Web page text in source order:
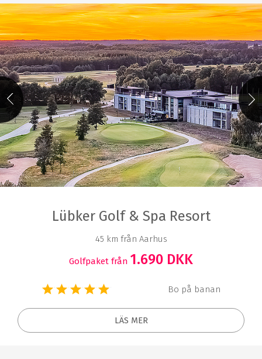
Lübker Golf & Spa Resort
45 km från Aarhus
Golfpaket från 1.690 DKK
Bo på banan
LÄS MER